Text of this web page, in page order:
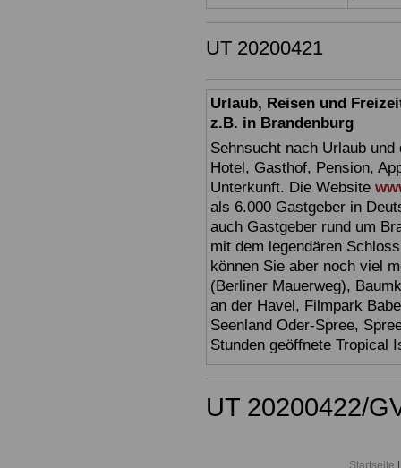
UT 20200421
Urlaub, Reisen und
z.B. in Brandenburg
Sehnsucht nach Urlaub
Hotel, Gasthof, Pension,
Unterkunft. Die Website
als 6.000 Gastgeber in
auch Gastgeber rund um
mit dem legendären
können Sie aber noch viel
(Berliner Mauerweg),
an der Havel, Filmpark
Seenland Oder-Spree,
Stunden geöffnete Tropical
UT 20200422/